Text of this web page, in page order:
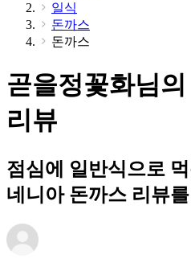
일식
돈까스
돈까스
곧을정꽃화님
리뷰
점심에 일반식으로
네니아 돈까스 리뷰